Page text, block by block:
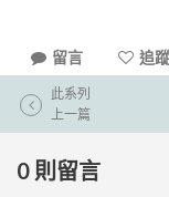
留言 追蹤
此系列
上一篇
0 則留言